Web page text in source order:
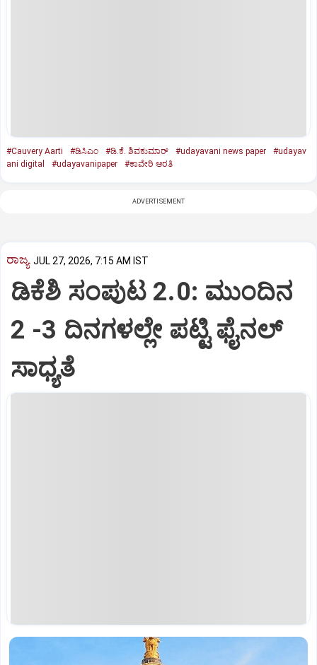
#Cauvery Aarti #ಡಿಸಿಎಂ #ಡಿ.ಕೆ. ಶಿವಕುಮಾರ್‌ #udayavani news paper
#udayav
ani digital
#udayavanipaper #ಕಾವೇರಿ ಆರತಿ
ADVERTISEMENT
ರಾಜ್ಯ JUL 27, 2026, 7:15 AM IST
ಡಿಕೆಶಿ ಸಂಪುಟ 2.0: ಮುಂದಿನ
2 -3 ದಿನಗಳಲ್ಲೇ ಪಟ್ಟಿ ಫೈನಲ್‌
ಸಾಧ್ಯತೆ